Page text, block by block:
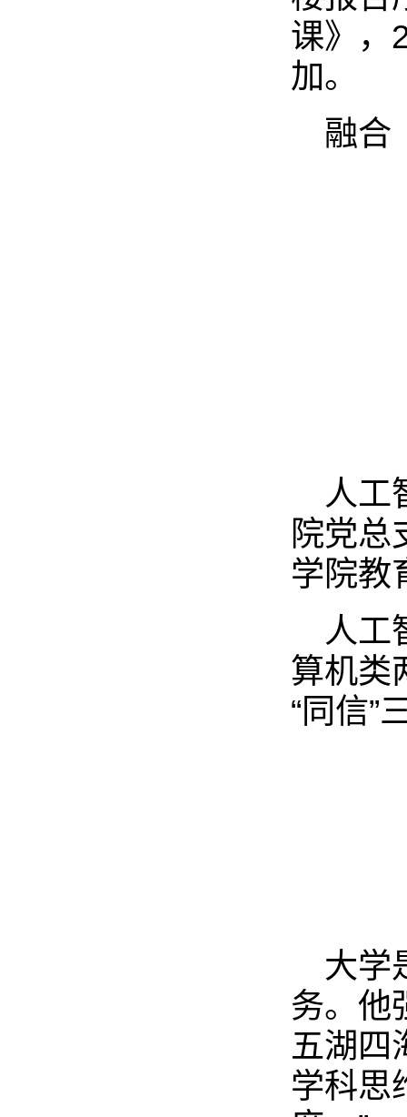
课》，
加。
融合
人工
院党总
学院教
人工
算机类
“同信”
大学
务。他
五湖四
学科思